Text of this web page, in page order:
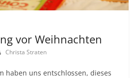
vor Weihnachten
Christa Straten
haben uns entschlossen, dieses